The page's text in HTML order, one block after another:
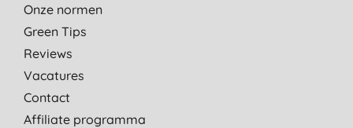
Onze normen
Green Tips
Reviews
Vacatures
Contact
Affiliate programma